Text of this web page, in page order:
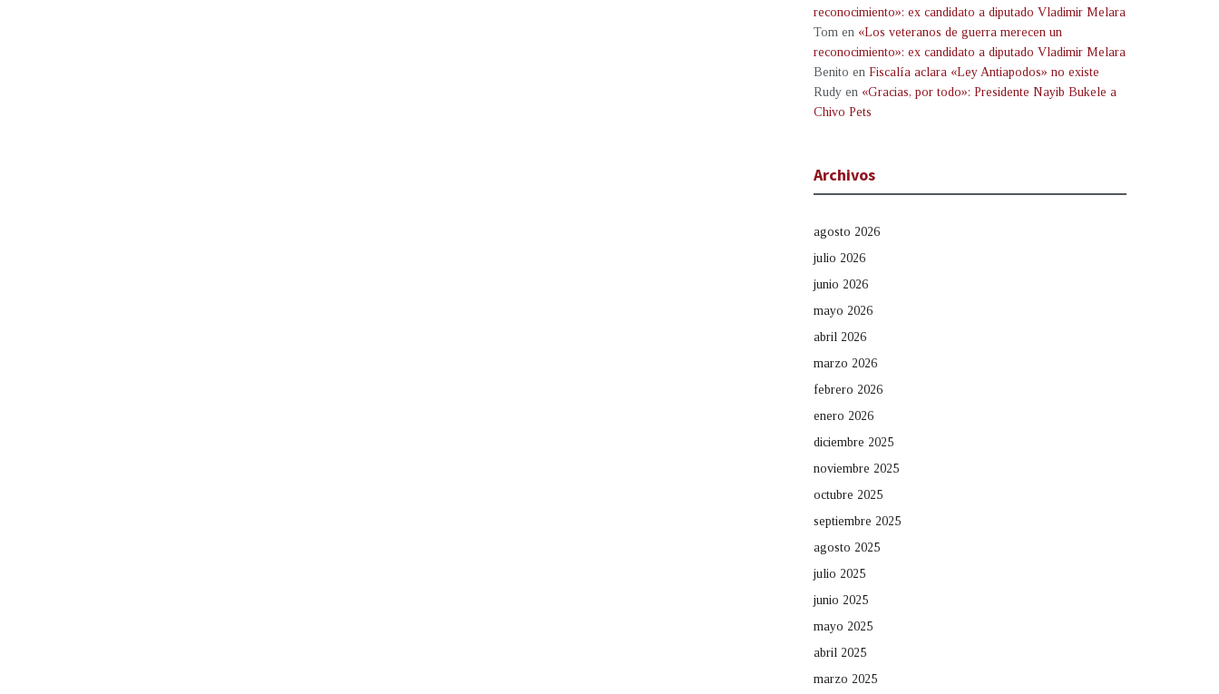
reconocimiento»: ex candidato a diputado Vladimir Melara
Tom en «Los veteranos de guerra merecen un
reconocimiento»: ex candidato a diputado Vladimir Melara
Benito en Fiscalía aclara «Ley Antiapodos» no existe
Rudy en «Gracias, por todo»: Presidente Nayib Bukele a
Chivo Pets
Archivos
agosto 2026
julio 2026
junio 2026
mayo 2026
abril 2026
marzo 2026
febrero 2026
enero 2026
diciembre 2025
noviembre 2025
octubre 2025
septiembre 2025
agosto 2025
julio 2025
junio 2025
mayo 2025
abril 2025
marzo 2025